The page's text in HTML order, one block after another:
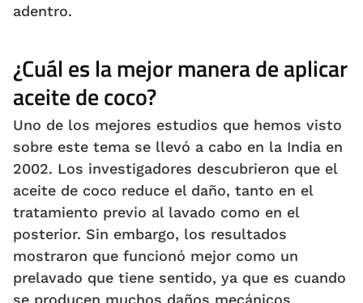
adentro.
¿Cuál es la mejor manera de aplicar
aceite de coco?
Uno de los mejores estudios que hemos visto
sobre este tema se llevó a cabo en la India en
2002. Los investigadores descubrieron que el
aceite de coco reduce el daño, tanto en el
tratamiento previo al lavado como en el
posterior. Sin embargo, los resultados
mostraron que funcionó mejor como un
prelavado que tiene sentido, ya que es cuando
se producen muchos daños mecánicos